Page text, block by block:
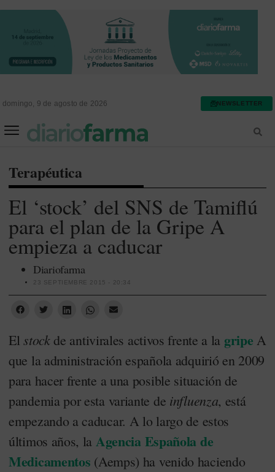
domingo, 9 de agosto de 2026 NEWSLETTER
Terapéutica
El ‘stock’ del SNS de Tamiflú
para el plan de la Gripe A
empieza a caducar
Diariofarma
23 SEPTIEMBRE 2015 - 20:34
Elstockde antivirales activos frente a la gripe A
que la administración española adquirió en 2009
para hacer frente a una posible situación de
pandemia por esta variante de influenza, está
empezando a caducar. A lo largo de estos
últimos años, la Agencia Española de
Medicamentos (Aemps) ha venido haciendo